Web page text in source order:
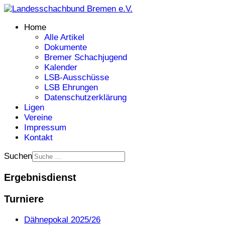
Home
Alle Artikel
Dokumente
Bremer Schachjugend
Kalender
LSB-Ausschüsse
LSB Ehrungen
Datenschutzerklärung
Ligen
Vereine
Impressum
Kontakt
Suchen
Ergebnisdienst
Turniere
Dähnepokal 2025/26